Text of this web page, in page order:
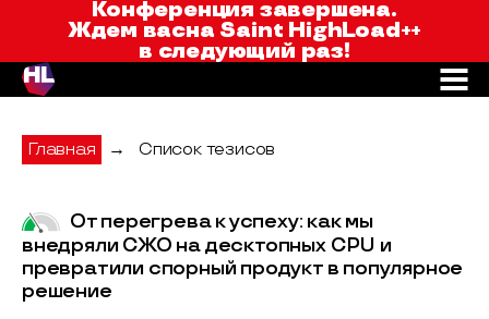
Saint HighLoad++Конференция завершена.
Ждем васна Saint HighLoad++
в следующий раз!
Главная → Список тезисов
От перегрева к успеху: как мы
внедряли СЖО на десктопных CPU и
превратили спорный продукт в популярное
решение